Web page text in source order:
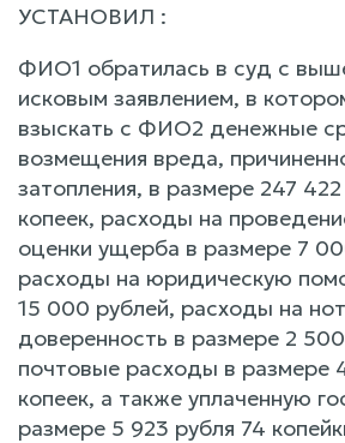
УСТАНОВИЛ :
ФИО1 обратилась в суд с
исковым заявлением, в
взыскать с ФИО2 денежные
возмещения вреда,
затопления, в размере 247
копеек, расходы на
оценки ущерба в размере 7
расходы на юридическую
15 000 рублей, расходы на
доверенность в размере 2
почтовые расходы в размере
копеек, а также уплаченную
размере 5 923 рубля 74